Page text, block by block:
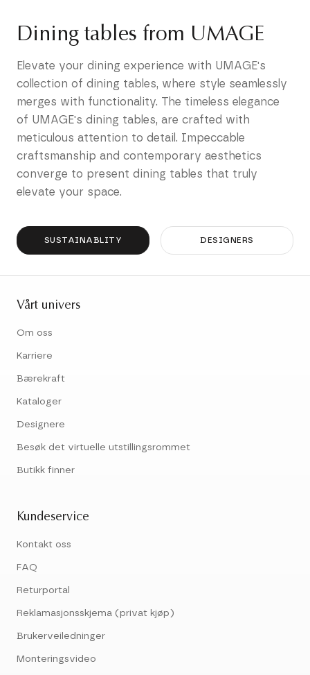
Dining tables from UMAGE
Elevate your dining experience with UMAGE's
collection of dining tables, where style seamlessly
merges with functionality. The timeless elegance
of UMAGE's dining tables, are crafted with
meticulous attention to detail. Impeccable
craftsmanship and contemporary aesthetics
converge to present dining tables that truly
elevate your space.
SUSTAINABLITY DESIGNERS
Vårt univers
Om oss
Karriere
Bærekraft
Kataloger
Designere
Besøk det virtuelle utstillingsrommet
Butikk finner
Kundeservice
Kontakt oss
FAQ
Returportal
Reklamasjonsskjema (privat kjøp)
Brukerveiledninger
Monteringsvideo